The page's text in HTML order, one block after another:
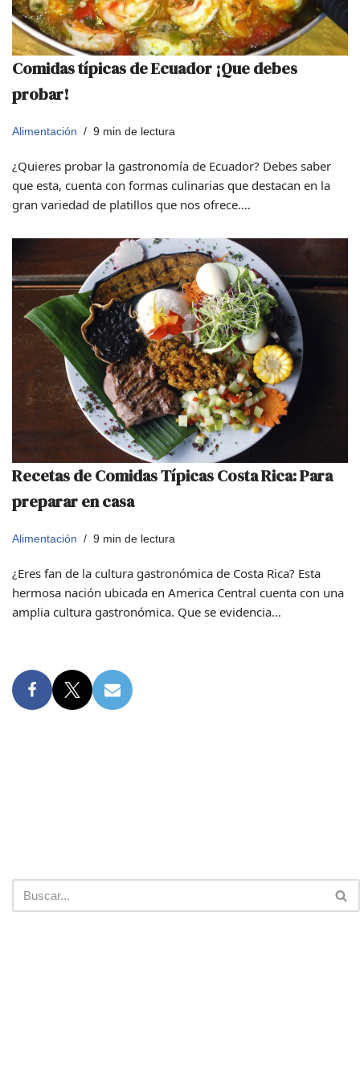
Comidas típicas de Ecuador ¡Que debes
probar!
Alimentación 9 min de lectura
¿Quieres probar la gastronomía de Ecuador? Debes saber
que esta, cuenta con formas culinarias que destacan en la
gran variedad de platillos que nos ofrece.…
Recetas de Comidas Típicas Costa Rica: Para
preparar en casa
Alimentación 9 min de lectura
¿Eres fan de la cultura gastronómica de Costa Rica? Esta
hermosa nación ubicada en America Central cuenta con una
amplia cultura gastronómica. Que se evidencia…